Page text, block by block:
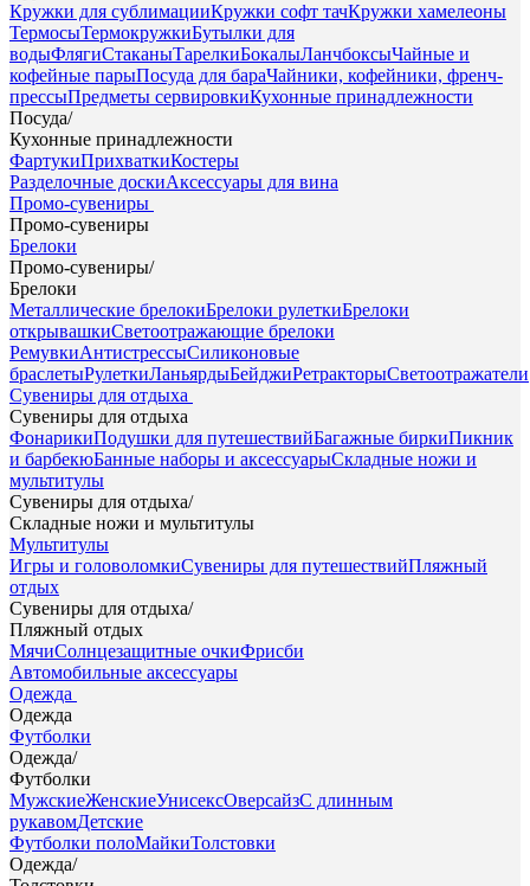
Кружки для сублимацииКружки софт тачКружки хамелеоны
ТермосыТермокружкиБутылки для
водыФлягиСтаканыТарелкиБокалыЛанчбоксыЧайные и
кофейные парыПосуда для бараЧайники, кофейники, френч-
прессыПредметы сервировкиКухонные принадлежности
Посуда/
Кухонные принадлежности
ФартукиПрихваткиКостеры
Разделочные доскиАксессуары для вина
Промо-сувениры
Промо-сувениры
Брелоки
Промо-сувениры/
Брелоки
Металлические брелокиБрелоки рулеткиБрелоки
открывашкиСветоотражающие брелоки
РемувкиАнтистрессыСиликоновые
браслетыРулеткиЛаньярдыБейджиРетракторыСветоотражатели
Сувениры для отдыха
Сувениры для отдыха
ФонарикиПодушки для путешествийБагажные биркиПикник
и барбекюБанные наборы и аксессуарыСкладные ножи и
мультитулы
Сувениры для отдыха/
Складные ножи и мультитулы
Мультитулы
Игры и головоломкиСувениры для путешествийПляжный
отдых
Сувениры для отдыха/
Пляжный отдых
МячиСолнцезащитные очкиФрисби
Автомобильные аксессуары
Одежда
Одежда
Футболки
Одежда/
Футболки
МужскиеЖенскиеУнисексОверсайзС длинным
рукавомДетские
Футболки полоМайкиТолстовки
Одежда/